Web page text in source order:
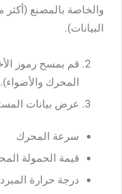
البيانات).
المحرك والأضواء).
عرض بيانات
سرعة المحرك
قيمة الحمولة
درجة حرارة المبرد